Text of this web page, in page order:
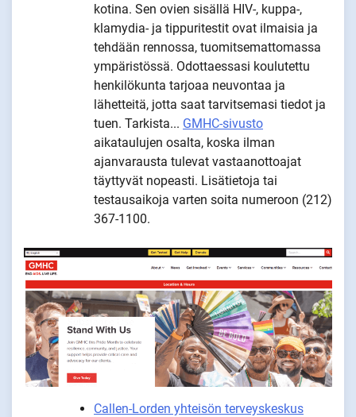
kotina. Sen ovien sisällä HIV-, kuppa-,
klamydia- ja tippuritestit ovat ilmaisia ja
tehdään rennossa, tuomitsemattomassa
ympäristössä. Odottaessasi koulutettu
henkilökunta tarjoaa neuvontaa ja
lähetteitä, jotta saat tarvitsemasi tiedot ja
tuen. Tarkista... GMHC-sivusto
aikataulujen osalta, koska ilman
ajanvarausta tulevat vastaanottoajat
täyttyvät nopeasti. Lisätietoja tai
testausaikoja varten soita numeroon (212)
367-1100.
Callen-Lorden yhteisön terveyskeskus